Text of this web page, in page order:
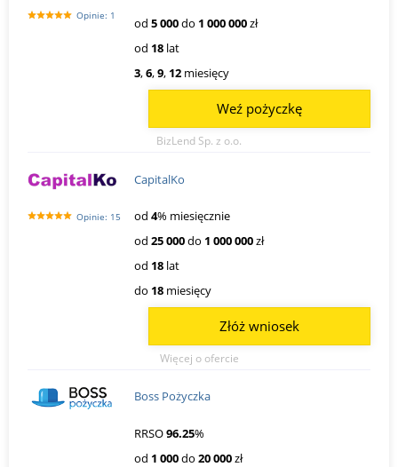
Opinie: 1
od 5 000do 1 000 000zł
od 18 lat
3,6,9, 12 miesięcy
BizLend Sp. z o.o.
Weź pożyczkę
Opinie: 15
CapitalKo
od 4% miesięcznie
od 25 000do 1 000 000zł
od 18 lat
do 18 miesięcy
Więcej o ofercie
Złóż wniosek
Boss Pożyczka
RRSO96.25%
od 1 000do 20 000zł